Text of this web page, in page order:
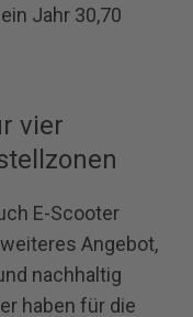
Jahr 30,70
vier
E-Scooter
Angebot,
nachhaltig
haben für die